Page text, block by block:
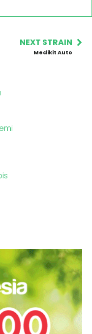
NEXT STRAIN
Medikit Auto